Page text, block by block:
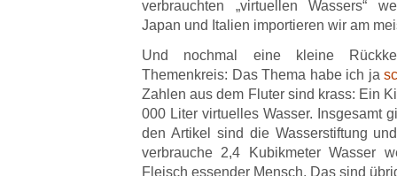
verbrauchten „virtuellen Wassers“
Japan und Italien importieren wir am
Und nochmal eine kleine
Themenkreis: Das Thema habe ich ja
Zahlen aus dem Fluter sind krass: Ein
000 Liter virtuelles Wasser. Insgesamt
den Artikel sind die Wasserstiftung
verbrauche 2,4 Kubikmeter Wasser
Fleisch essender Mensch. Das sind